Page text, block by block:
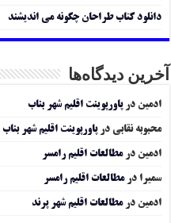
دانلود کتاب طراحان چگونه می اندیشند
آخرین دیدگاه‌ها
ادمین درپاورپوینت اقلیم شهر بناب
محبوبه نقابی درپاورپوینت اقلیم شهر بناب
ادمین درمطالعات اقلیم رامسر
سمیرا درمطالعات اقلیم رامسر
ادمین درمطالعات اقلیم شهر پرند